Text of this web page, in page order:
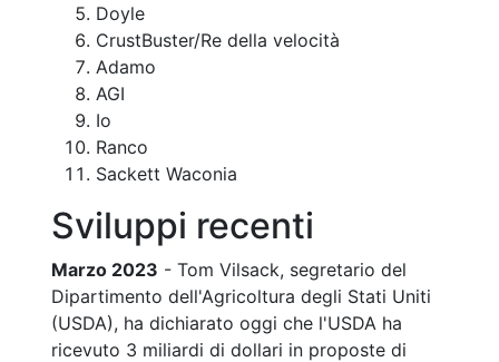
Doyle
CrustBuster/Re della velocità
Adamo
AGI
Io
Ranco
Sackett Waconia
Sviluppi recenti
Marzo 2023 - Tom Vilsack, segretario del
Dipartimento dell'Agricoltura degli Stati Uniti
(USDA), ha dichiarato oggi che l'USDA ha
ricevuto 3 miliardi di dollari in proposte di